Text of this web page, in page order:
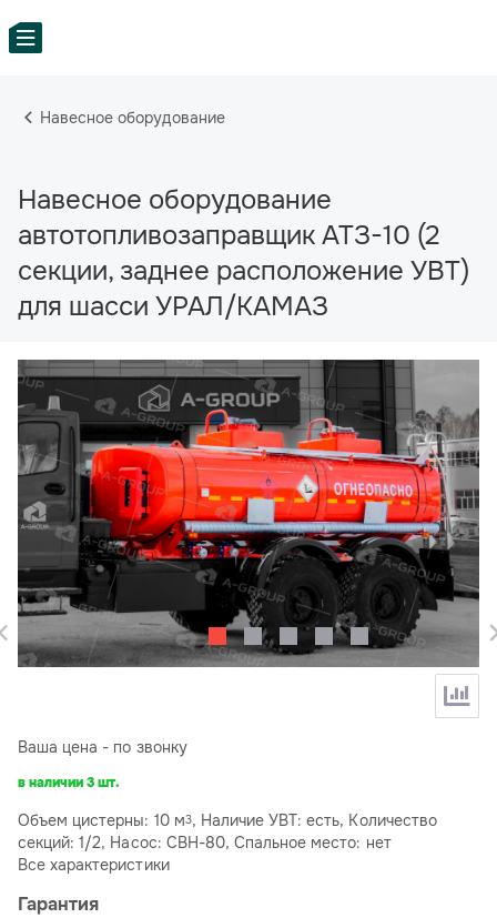
Навесное оборудование
Навесное оборудование
автотопливозаправщик АТЗ-10 (2
секции, заднее расположение УВТ)
для шасси УРАЛ/КАМАЗ
Ваша цена - по звонку
в наличии 3 шт.
Объем цистерны: 10 м3, Наличие УВТ: есть, Количество
секций: 1/2, Насос: СВН-80, Спальное место: нет
Все характеристики
Гарантия